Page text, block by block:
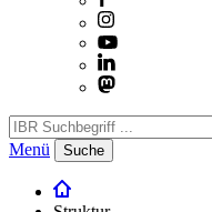
Menü Suche